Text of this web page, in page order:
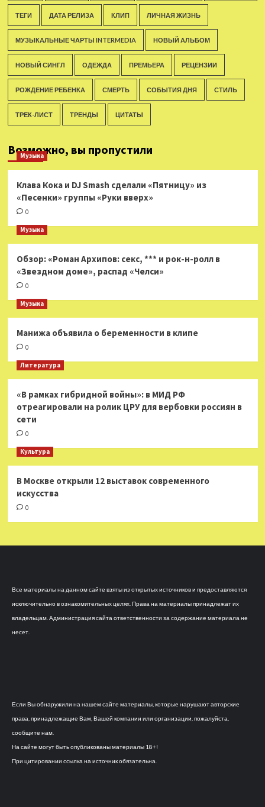
ТЕГИ ДАТА РЕЛИЗА КЛИП ЛИЧНАЯ ЖИЗНЬ
МУЗЫКАЛЬНЫЕ ЧАРТЫ INTERMEDIA НОВЫЙ АЛЬБОМ
НОВЫЙ СИНГЛ ОДЕЖДА ПРЕМЬЕРА РЕЦЕНЗИИ
РОЖДЕНИЕ РЕБЕНКА СМЕРТЬ СОБЫТИЯ ДНЯ СТИЛЬ
ТРЕК-ЛИСТ ТРЕНДЫ ЦИТАТЫ
Возможно, вы пропустили
Музыка
Клава Кока и DJ Smash сделали «Пятницу» из
«Песенки» группы «Руки вверх»
0
Музыка
Обзор: «Роман Архипов: секс, *** и рок-н-ролл в
«Звездном доме», распад «Челси»
0
Музыка
Манижа объявила о беременности в клипе
0
Литература
«В рамках гибридной войны»: в МИД РФ
отреагировали на ролик ЦРУ для вербовки россиян в
сети
0
Культура
В Москве открыли 12 выставок современного
искусства
0
Все материалы на данном сайте взяты из открытых источников и предоставляются
исключительно в ознакомительных целях. Права на материалы принадлежат их
владельцам. Администрация сайта ответственности за содержание материала не
несет.
Если Вы обнаружили на нашем сайте материалы, которые нарушают авторские
права, принадлежащие Вам, Вашей компании или организации, пожалуйста,
сообщите нам.
На сайте могут быть опубликованы материалы 18+!
При цитировании ссылка на источник обязательна.